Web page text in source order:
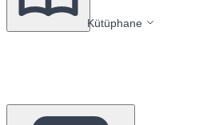
Kütüphane